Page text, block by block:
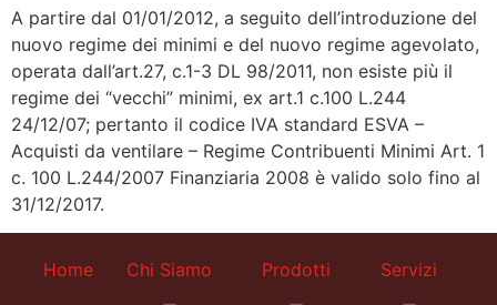
A partire dal 01/01/2012, a seguito dell’introduzione del
nuovo regime dei minimi e del nuovo regime agevolato,
operata dall’art.27, c.1-3 DL 98/2011, non esiste più il
regime dei “vecchi” minimi, ex art.1 c.100 L.244
24/12/07; pertanto il codice IVA standard ESVA –
Acquisti da ventilare – Regime Contribuenti Minimi Art. 1
c. 100 L.244/2007 Finanziaria 2008 è valido solo fino al
31/12/2017.
Home Chi Siamo Prodotti Servizi